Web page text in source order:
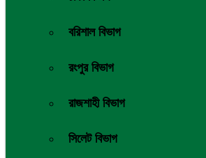
বরিশাল বিভাগ
রংপুর বিভাগ
রাজশাহী বিভাগ
সিলেট বিভাগ